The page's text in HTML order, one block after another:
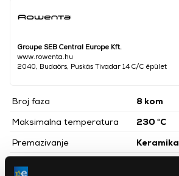
Groupe SEB Central Europe Kft.
www.rowenta.hu
2040, Budaörs, Puskás Tivadar 14 C/C épület
Broj faza
8 kom
Maksimalna temperatura
230 °C
Premazivanje
Keramika